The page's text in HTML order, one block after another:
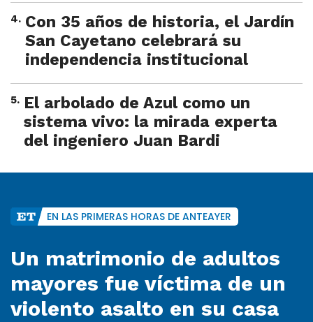
4. Con 35 años de historia, el Jardín
San Cayetano celebrará su
independencia institucional
5. El arbolado de Azul como un
sistema vivo: la mirada experta
del ingeniero Juan Bardi
EN LAS PRIMERAS HORAS DE ANTEAYER
Un matrimonio de adultos
mayores fue víctima de un
violento asalto en su casa